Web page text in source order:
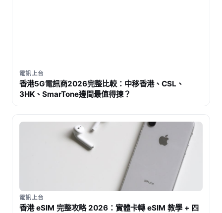
電訊上台
香港5G電訊商2026完整比較：中移香港、CSL、
3HK、SmarTone邊間最值得揀？
電訊上台
香港 eSIM 完整攻略 2026：實體卡轉 eSIM 教學 + 四